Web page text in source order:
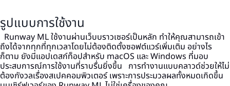
รูปแบบการใช้งาน
Runway ML ใช้งานผ่านเว็บบราวเซอร์เป็นหลัก ทำให้คุณสามารถเข้า
ถึงได้จากทุกที่ทุกเวลาโดยไม่ต้องติดตั้งซอฟต์แวร์เพิ่มเติม อย่างไร
ก็ตาม ยังมีแอปเดสก์ท็อปสำหรับ macOS และ Windows ที่มอบ
ประสบการณ์การใช้งานที่ราบรื่นยิ่งขึ้น การทำงานแบบคลาวด์ช่วยให้ไม่
ต้องกังวลเรื่องสเปคคอมพิวเตอร์ เพราะการประมวลผลทั้งหมดเกิดขึ้น